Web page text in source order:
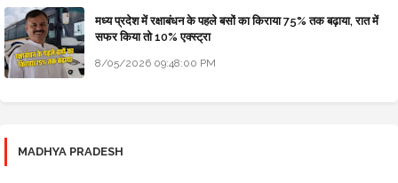
मध्य प्रदेश में रक्षाबंधन के पहले बसों का किराया 75% तक बढ़ाया, रात में
सफर किया तो 10% एक्स्ट्रा
8/05/2026 09:48:00 PM
MADHYA PRADESH